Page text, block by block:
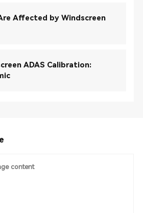
Affected by Windscreen
ADAS Calibration: